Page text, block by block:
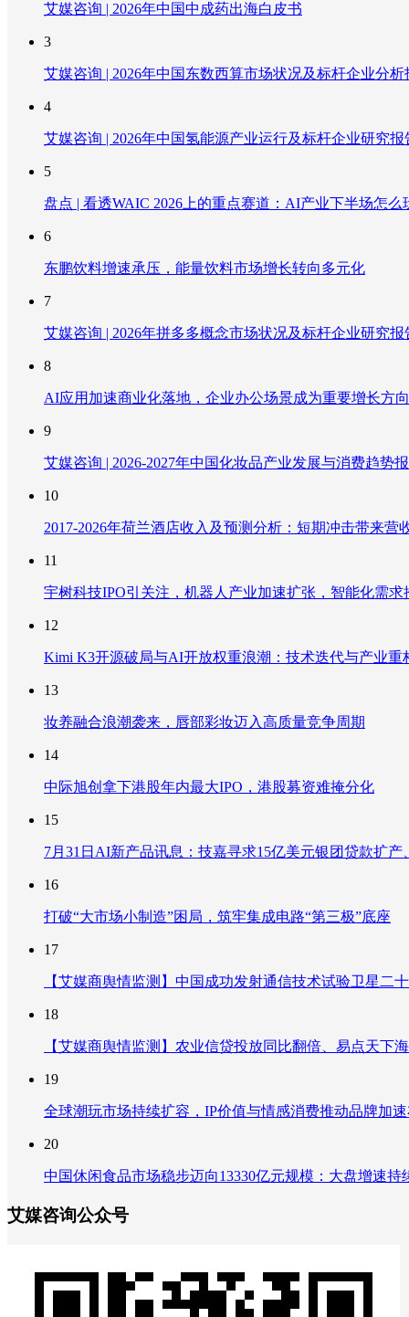
艾媒咨询 | 2026年中国中成药出海白皮书
3
艾媒咨询 | 2026年中国东数西算市场状况及标杆企业分析
4
艾媒咨询 | 2026年中国氢能源产业运行及标杆企业研究报
5
盘点 | 看透WAIC 2026上的重点赛道：AI产业下半场怎么
6
东鹏饮料增速承压，能量饮料市场增长转向多元化
7
艾媒咨询 | 2026年拼多多概念市场状况及标杆企业研究报
8
AI应用加速商业化落地，企业办公场景成为重要增长方向
9
艾媒咨询 | 2026-2027年中国化妆品产业发展与消费趋势
10
2017-2026年荷兰酒店收入及预测分析：短期冲击带来
11
宇树科技IPO引关注，机器人产业加速扩张，智能化需求
12
Kimi K3开源破局与AI开放权重浪潮：技术迭代与产业重
13
妆养融合浪潮袭来，唇部彩妆迈入高质量竞争周期
14
中际旭创拿下港股年内最大IPO，港股募资难掩分化
15
7月31日AI新产品讯息：技嘉寻求15亿美元银团贷款扩
16
打破“大市场小制造”困局，筑牢集成电路“第三极”底座
17
【艾媒商舆情监测】中国成功发射通信技术试验卫星
18
【艾媒商舆情监测】农业信贷投放同比翻倍、易点天下
19
全球潮玩市场持续扩容，IP价值与情感消费推动品牌加
20
中国休闲食品市场稳步迈向13330亿元规模：大盘增速
艾媒咨询公众号